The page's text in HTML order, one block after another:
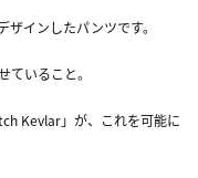
インしたパンツです。
いること。
Kevlar」が、これを可能に